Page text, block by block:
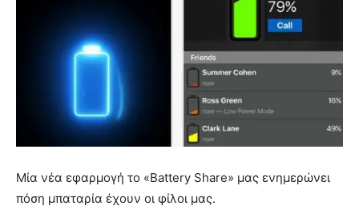
Μία νέα εφαρμογή το «Battery Share» μας ενημερώνει
πόση μπαταρία έχουν οι φίλοι μας.